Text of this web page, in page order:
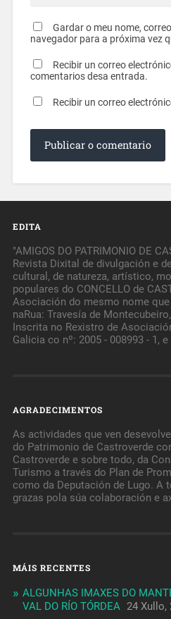
Gardar o meu nome,
navegador para a próxima vez
Recibir un correo
comentarios desa entrada.
Recibir un correo
EDITA
"AMIGOS DO PATRIMONIO DE
Revista Dixital de divulgación e
cultural, de natureza, artístico,
populares do CONCELLO de
Asociación do mesmo nome
naRua: Travesía de
Inscrita no Rexistro de
Galicia co nº: 2005 - 008993 - 1,
AGRADECIMENTOS
As actividades que ven
do Patrimonio de Castroverde
Castroverde e sobre todo, da
Turismo a través do Plan de
como da Deputación de Lugo. A
grazas pola súa colaboración e
MÁIS RECENTES
ALGUNHAS IMAXES DO
VAL DO RÍO TÓRDEA
24 Xullo,